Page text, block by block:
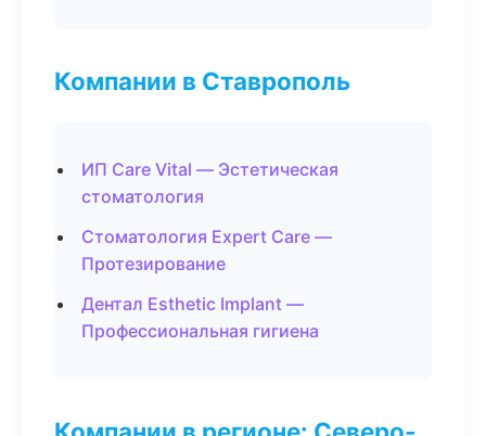
Компании в Ставрополь
ИП Care Vital — Эстетическая
стоматология
Стоматология Expert Care —
Протезирование
Дентал Esthetic Implant —
Профессиональная гигиена